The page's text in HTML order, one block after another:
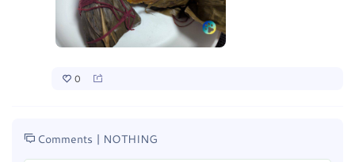
0
Comments | NOTHING